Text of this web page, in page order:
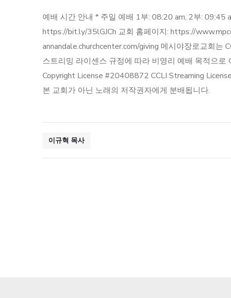
예배 시간 안내 * 주일 예배 1부: 08:20 am, 2부: 09:45
https://bit.ly/35lGJCh 교회 홈페이지: https://
annandale.churchcenter.com/giving 메시야장로교회
스트리밍 라이센스 규정에 따라 비영리 예배 목적으로
Copyright License #20408872 CCLI Streaming
본 교회가 아닌 노래의 저작권자에게 분배됩니다.
이규혁 목사